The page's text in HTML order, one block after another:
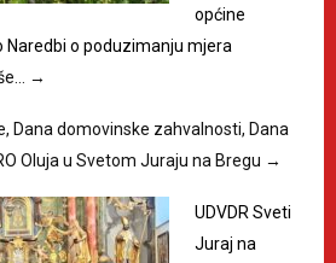
općine
Naredbi o poduzimanju mjera
→
Dana domovinske zahvalnosti, Dana
Oluja u Svetom Juraju na Bregu →
UDVDR Sveti
Juraj na